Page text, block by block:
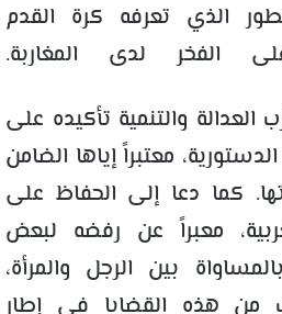
الذي تعرفه كرة القدم
الفخر لدى المغاربة.
العدالة والتنمية تأكيده على
معتبراً إياها الضامن
كما دعا إلى الحفاظ على
معبراً عن رفضه لبعض
بين الرجل والمرأة،